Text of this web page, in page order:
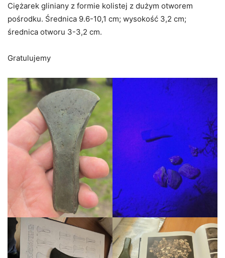
Ciężarek gliniany z formie kolistej z dużym otworem
pośrodku. Średnica 9.6-10,1 cm; wysokość 3,2 cm;
średnica otworu 3-3,2 cm.
Gratulujemy